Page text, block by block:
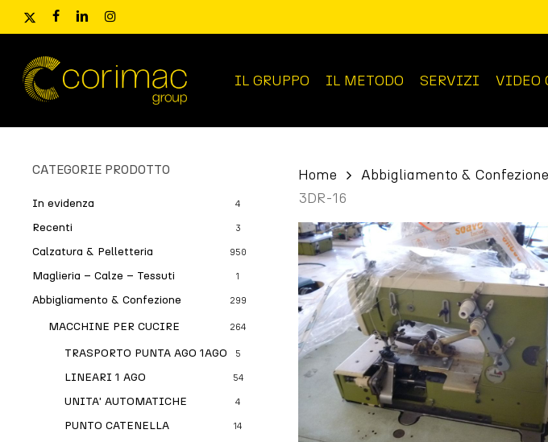
Skip
content
x-
facebooklinkedininstagram
Ricerca
prodotti
IL GRUPPO IL METODO SERVIZI VIDEO
CATEGORIE PRODOTTO
In evidenza 4
Recenti 3
Calzatura & Pelletteria 950
Maglieria – Calze – Tessuti 1
Abbigliamento & Confezione 299
MACCHINE PER CUCIRE 264
TRASPORTO PUNTA AGO 1AGO 5
LINEARI 1 AGO 54
UNITA' AUTOMATICHE 4
PUNTO CATENELLA 14
Home Abbigliamento & Confezione
3DR-16